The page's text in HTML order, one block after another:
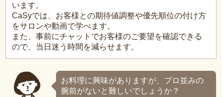
います。
CaSyでは、お客様との期待値調整や優先順位の付け方
をサロンや動画で学べます。
また、事前にチャットでお客様のご要望を確認できる
ので、当日迷う時間を減らせます。
お料理に興味がありますが、プロ並みの
腕前がないと難しいでしょうか？